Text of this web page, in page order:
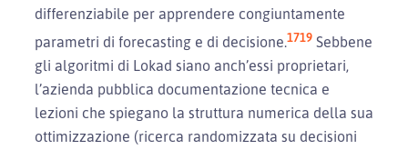
differenziabile per apprendere congiuntamente
parametri di forecasting e di decisione.1719 Sebbene
gli algoritmi di Lokad siano anch’essi proprietari,
l’azienda pubblica documentazione tecnica e
lezioni che spiegano la struttura numerica della sua
ottimizzazione (ricerca randomizzata su decisioni